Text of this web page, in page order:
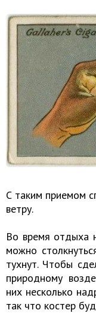
С таким приемом
ветру.
Во время отдыха
можно
тухнут. Чтобы
природному
них несколько
так что костер